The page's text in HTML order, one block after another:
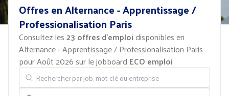
OffresenAlternance-Apprentissage/
Professionalisation Paris
Consultez les23 offres d'emploi disponibles en
Alternance - Apprentissage / Professionalisation Paris
pour Août 2026 sur le jobboard ECO emploi
Rechercher par job, mot-clé ou entreprise
Localisation